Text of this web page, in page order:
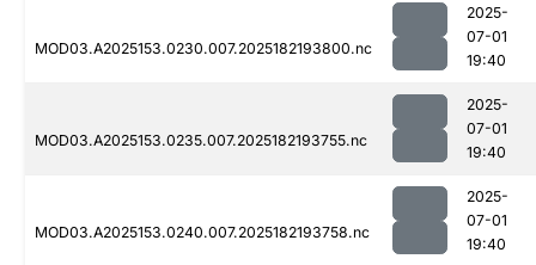
MOD03.A2025153.0230.007.2025182193800.nc
2025-
07-01
19:40
MOD03.A2025153.0235.007.2025182193755.nc
2025-
07-01
19:40
MOD03.A2025153.0240.007.2025182193758.nc
2025-
07-01
19:40